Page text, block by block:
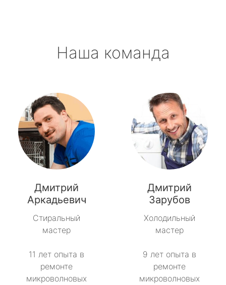
Наша команда
Дмитрий
Аркадьевич
Стиральный
мастер
11 лет опыта в
ремонте
микроволновых
Дмитрий
Зарубов
Холодильный
мастер
9 лет опыта в
ремонте
микроволновых